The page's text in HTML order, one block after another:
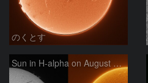
のくとす
Sun in H-alpha on August 7, 2026